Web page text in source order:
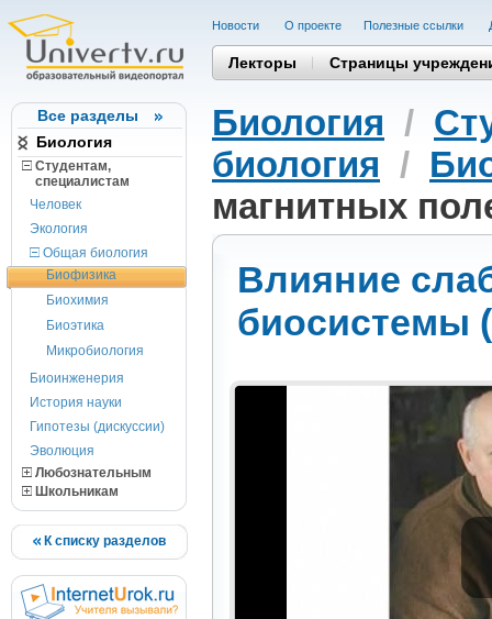
Все разделы
Биология
Студентам,
cпециалистам
Человек
Экология
Общая биология
Биофизика
Биохимия
Биоэтика
Микробиология
Биоинженерия
История науки
Гипотезы (дискуссии)
Эволюция
Любознательным
Школьникам
К списку разделов
Новости О проекте Полезные cсылки
Лекторы Страницы
Биология /
биология /
магнитных
Влияние
биосистемы